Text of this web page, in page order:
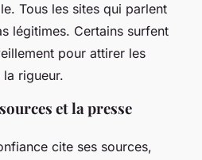
Tous les sites qui parlent
légitimes. Certains surfent
pour attirer les
rigueur.
et la presse
cite ses sources,